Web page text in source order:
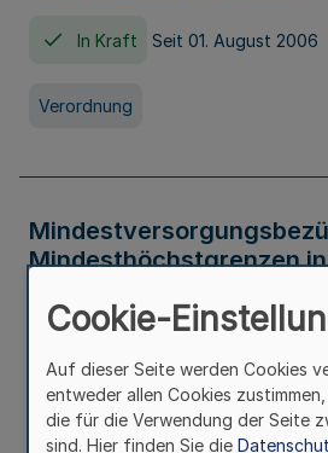
In Kraft Seit 01. August 2006
Verordnung
Mindesthöchstgrenzen
Verwaltungsvorschrift
Cookie-
Auf dieser Seite werden Cookies
entweder allen Cookies
die für die Verwendung der Seite
sind. Hier finden Sie die